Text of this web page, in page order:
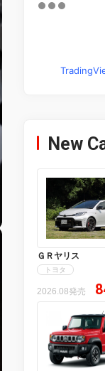
New
ＧＲヤリス
トヨタ
2026.08発売